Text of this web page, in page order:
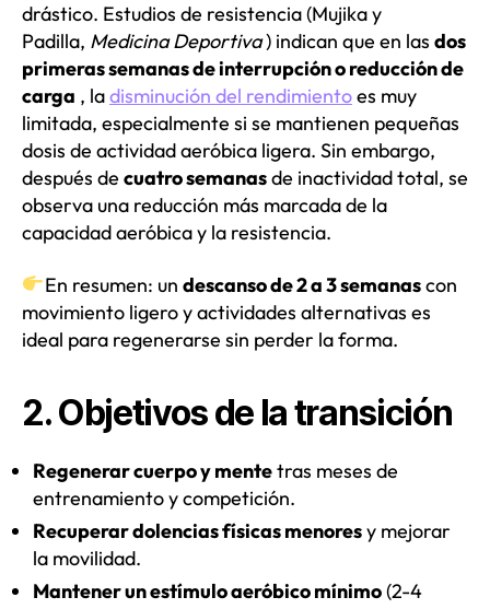
drástico. Estudios de resistencia (Mujika y
Padilla, Medicina Deportiva) indican que en las dos
primeras semanas de interrupción o reducción de
carga , ladisminución del rendimientoes muy
limitada, especialmente si se mantienen pequeñas
dosis de actividad aeróbica ligera. Sin embargo,
después de cuatro semanasde inactividad total, se
observa una reducción más marcada de la
capacidad aeróbica y la resistencia.
En resumen: un descanso de 2 a 3 semanascon
movimiento ligero y actividades alternativas es
ideal para regenerarse sin perder la forma.
2. Objetivos de la transición
Regenerar cuerpo y mentetras meses de
entrenamiento y competición.
Recuperar dolencias físicas menoresy mejorar
la movilidad.
Mantener un estímulo aeróbico mínimo(2-4